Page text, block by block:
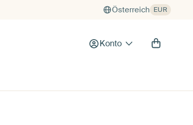
Österreich EUR
Konto